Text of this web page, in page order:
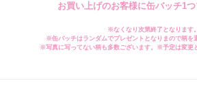
お買い上げのお客様に缶バッチ1つ
※なくなり次第終了となります。
※缶バッチはランダムでプレゼントとなりまので柄を
※写真に写ってない柄も多数ございます。※予定は変更